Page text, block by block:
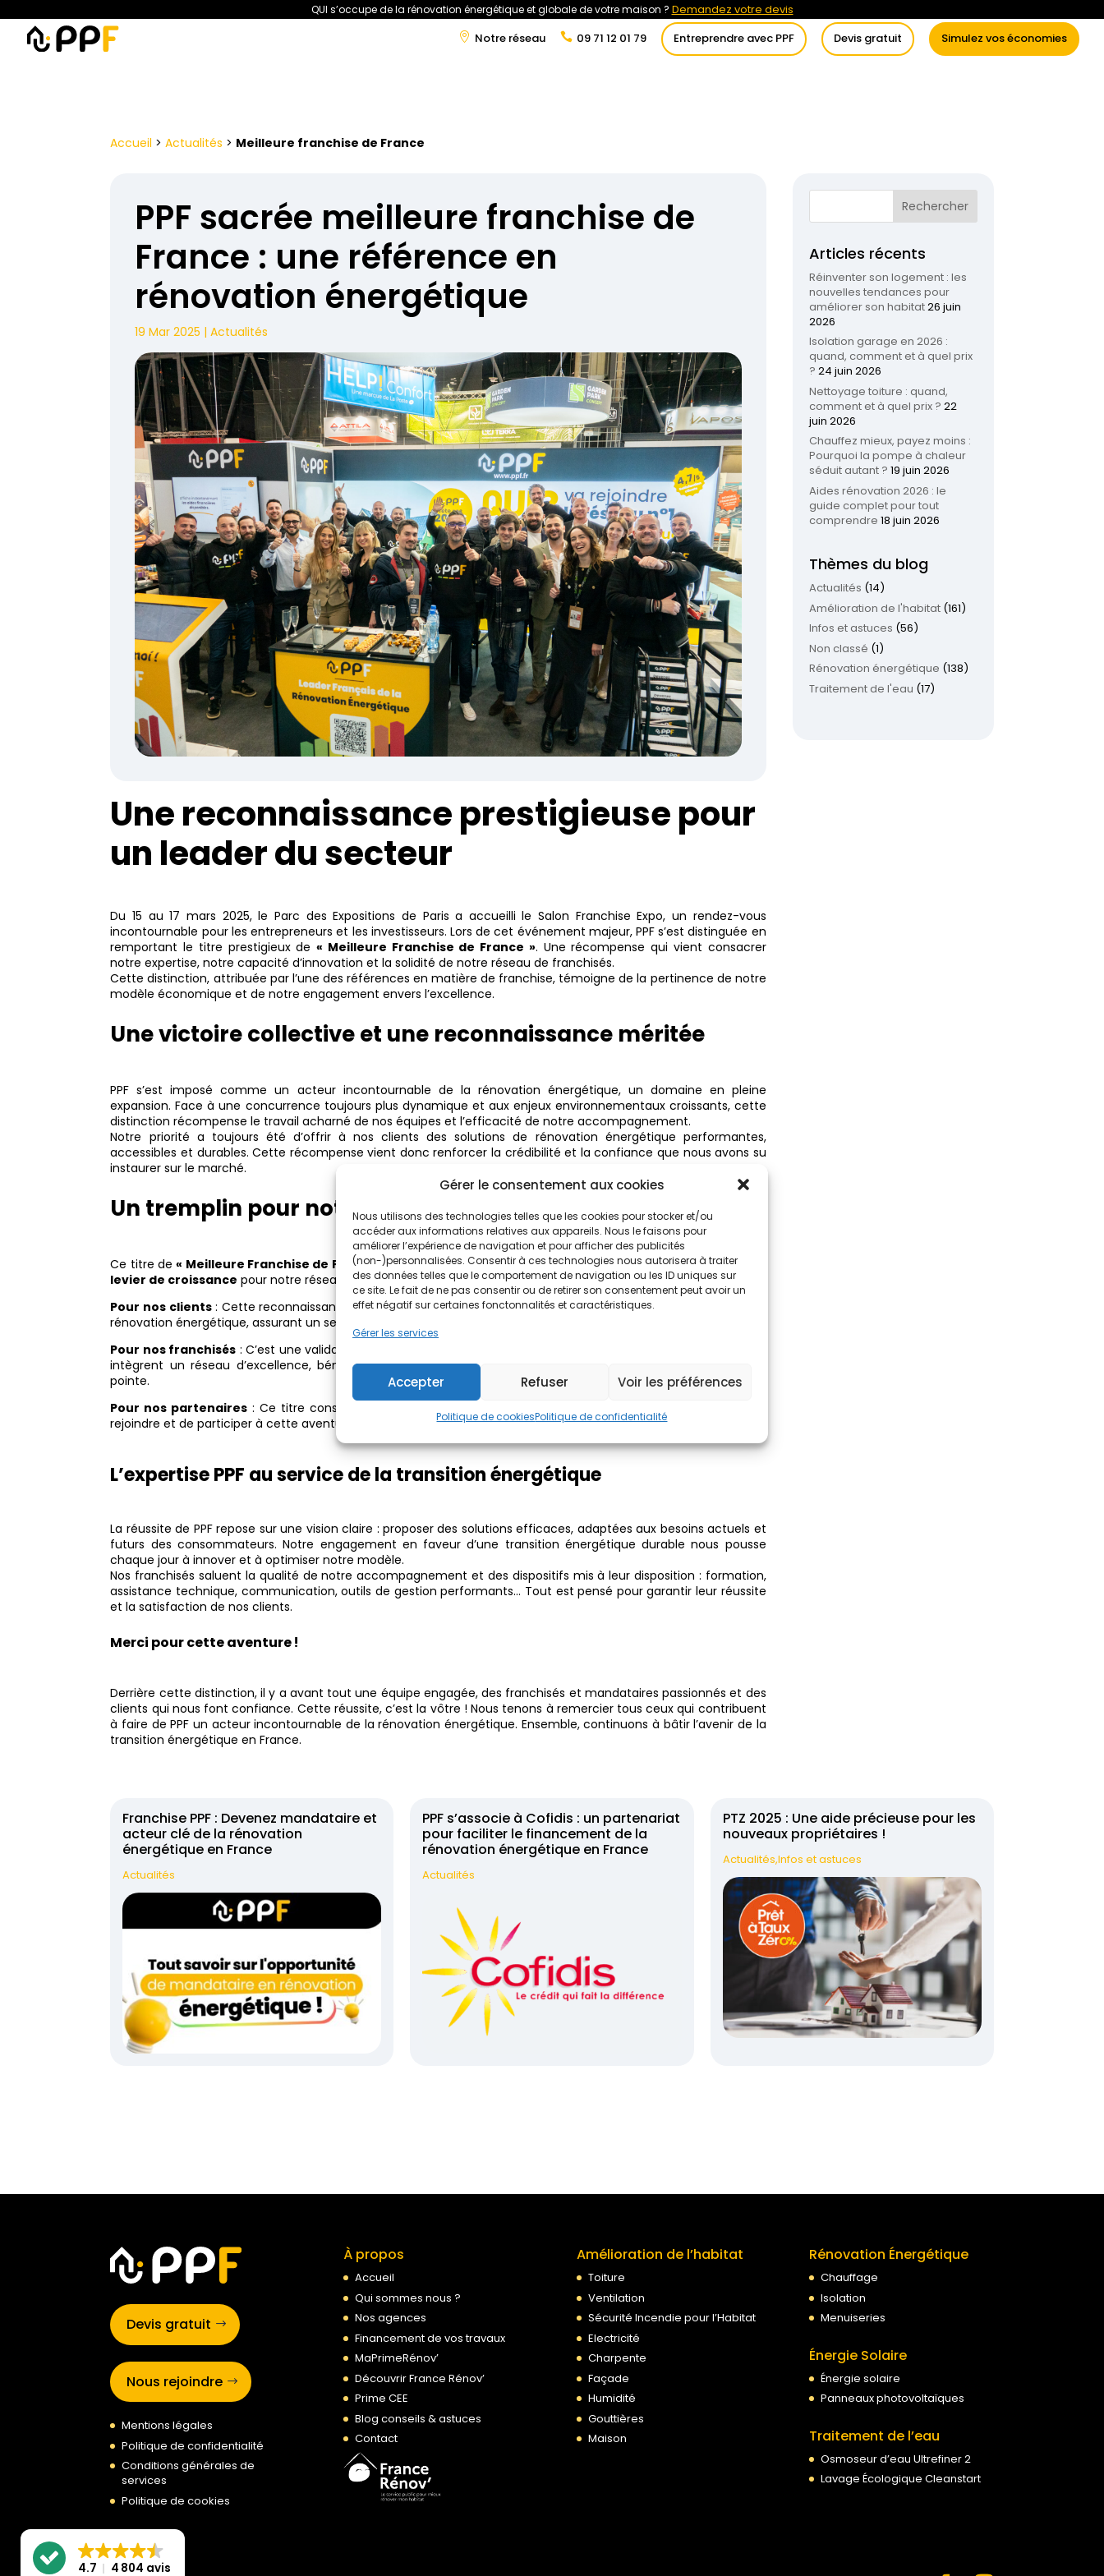
Gérer le consentement aux cookies
Nous utilisons des technologies telles que les cookies pour stocker et/ou
accéder aux informations relatives aux appareils. Nous le faisons pour
améliorer l’expérience de navigation et pour afficher des publicités
(non-)personnalisées. Consentir à ces technologies nous autorisera à traiter
des données telles que le comportement de navigation ou les ID uniques sur
ce site. Le fait de ne pas consentir ou de retirer son consentement peut avoir un
effet négatif sur certaines fonctonnalités et caractéristiques.
Gérer les services
Accepter Refuser Voir les préférences
Politique de cookiesPolitique de confidentialité
QUI s’occupe de la rénovation énergétique et globale de votre maison ? Demandez votre devis
Notre réseau
09 71 12 01 79 Entreprendre avec PPF Devis gratuit Simulez vos économies
Rénovation Énergétique Énergies Renouvelables Traitement de l’eau Conseils
Accueil >Actualités > Meilleure franchise de France
PPF sacrée meilleure franchise de
France : une référence en
rénovation énergétique
19 Mar 2025 |Actualités
Une reconnaissance prestigieuse pour
un leader du secteur
Du 15 au 17 mars 2025, le Parc des Expositions de Paris a accueilli le Salon Franchise Expo, un rendez-vous
incontournable pour les entrepreneurs et les investisseurs. Lors de cet événement majeur, PPF s’est distinguée en
remportant le titre prestigieux de« Meilleure Franchise de France ». Une récompense qui vient consacrer
notre expertise, notre capacité d’innovation et la solidité de notre réseau de franchisés.
Cette distinction, attribuée par l’une des références en matière de franchise, témoigne de la pertinence de notre
modèle économique et de notre engagement envers l’excellence.
Une victoire collective et une reconnaissance méritée
PPF s’est imposé comme un acteur incontournable de la rénovation énergétique, un domaine en pleine
expansion. Face à une concurrence toujours plus dynamique et aux enjeux environnementaux croissants, cette
distinction récompense le travail acharné de nos équipes et l’efficacité de notre accompagnement.
Notre priorité a toujours été d’offrir à nos clients des solutions de rénovation énergétique performantes,
accessibles et durables. Cette récompense vient donc renforcer la crédibilité et la confiance que nous avons su
instaurer sur le marché.
Un tremplin pour notre développement
Ce titre de« Meilleure Franchise de France »n’est pas qu’une distinction honorifique. Il représente un véritable
levier de croissance pour notre réseau.
Pour nos clients: Cette reconnaissance renforce notre notoriété et notre positionnement comme leader de la
rénovation énergétique, assurant un service de qualité et une expertise reconnue.
Pour nos franchisés : C’est une validation de notre modèle et de notre accompagnement. En rejoignant PPF, ils
intègrent un réseau d’excellence, bénéficiant de notre savoir-faire, de notre assistance et de nos outils de
pointe.
Pour nos partenaires : Ce titre constitue un atout majeur pour convaincre de nouveaux franchisés de nous
rejoindre et de participer à cette aventure.
L’expertise PPF au service de la transition énergétique
La réussite de PPF repose sur une vision claire : proposer des solutions efficaces, adaptées aux besoins actuels et
futurs des consommateurs. Notre engagement en faveur d’une transition énergétique durable nous pousse
chaque jour à innover et à optimiser notre modèle.
Nos franchisés saluent la qualité de notre accompagnement et des dispositifs mis à leur disposition : formation,
assistance technique, communication, outils de gestion performants… Tout est pensé pour garantir leur réussite
et la satisfaction de nos clients.
Merci pour cette aventure !
Derrière cette distinction, il y a avant tout une équipe engagée, des franchisés et mandataires passionnés et des
clients qui nous font confiance. Cette réussite, c’est la vôtre !Nous tenons à remercier tous ceux qui contribuent
à faire de PPF un acteur incontournable de la rénovation énergétique. Ensemble, continuons à bâtir l’avenir de la
transition énergétique en France.
Articles récents
Réinventer son logement : les
nouvelles tendances pour
améliorer son habitat26 juin
2026
Isolation garage en 2026 :
quand, comment et à quel prix
? 24 juin 2026
Nettoyage toiture : quand,
comment et à quel prix ? 22
juin 2026
Chauffez mieux, payez moins :
Pourquoi la pompe à chaleur
séduit autant ? 19 juin 2026
Aides rénovation 2026 : le
guide complet pour tout
comprendre 18 juin 2026
Thèmes du blog
Actualités (14)
Amélioration de l'habitat(161)
Infos et astuces (56)
Non classé (1)
Rénovation énergétique (138)
Traitement de l'eau (17)
Franchise PPF : Devenez mandataire et
acteur clé de la rénovation
énergétique en France
Actualités
PPF s’associe à Cofidis : un partenariat
pour faciliter le financement de la
rénovation énergétique en France
Actualités
PTZ 2025 : Une aide précieuse pour les
nouveaux propriétaires !
Actualités,Infos et astuces
Devis gratuit
Nous rejoindre
Mentions légales
Politique de confidentialité
Conditions générales de
services
Politique de cookies
À propos
Accueil
Qui sommes nous ?
Nos agences
Financement de vos travaux
MaPrimeRénov’
Découvrir France Rénov’
Prime CEE
Blog conseils & astuces
Contact
Amélioration de l’habitat
Toiture
Ventilation
Sécurité Incendie pour l’Habitat
Electricité
Charpente
Façade
Humidité
Gouttières
Maison
Rénovation Énergétique
Chauffage
Isolation
Menuiseries
Énergie Solaire
Énergie solaire
Panneaux photovoltaïques
Traitement de l’eau
Osmoseur d’eau Ultrefiner 2
Lavage Écologique Cleanstart
4.7 4 804 avis